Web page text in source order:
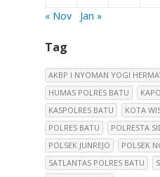
« Nov
Jan »
Tag
AKBP I NYOMAN YOGI
HUMAS POLRES BATU
KASPOLRES BATU
KOTA
POLRES BATU
POLRESTA
POLSEK JUNREJO
POLSEK
SATLANTAS POLRES BATU